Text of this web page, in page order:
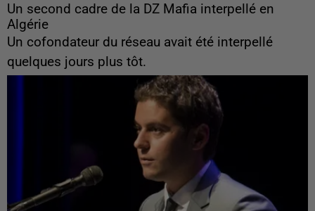
Un second cadre de la DZ Mafia interpellé en
Algérie
Un cofondateur du réseau avait été interpellé
quelques jours plus tôt.